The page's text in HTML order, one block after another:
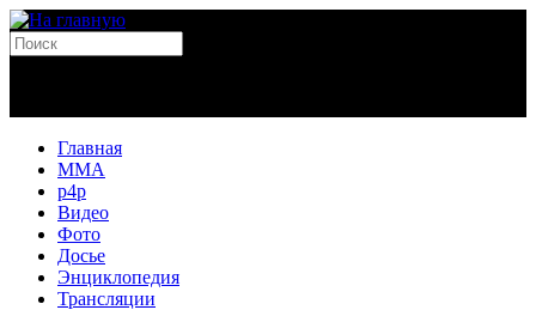
Главная
MMA
p4p
Видео
Фото
Досье
Энциклопедия
Трансляции